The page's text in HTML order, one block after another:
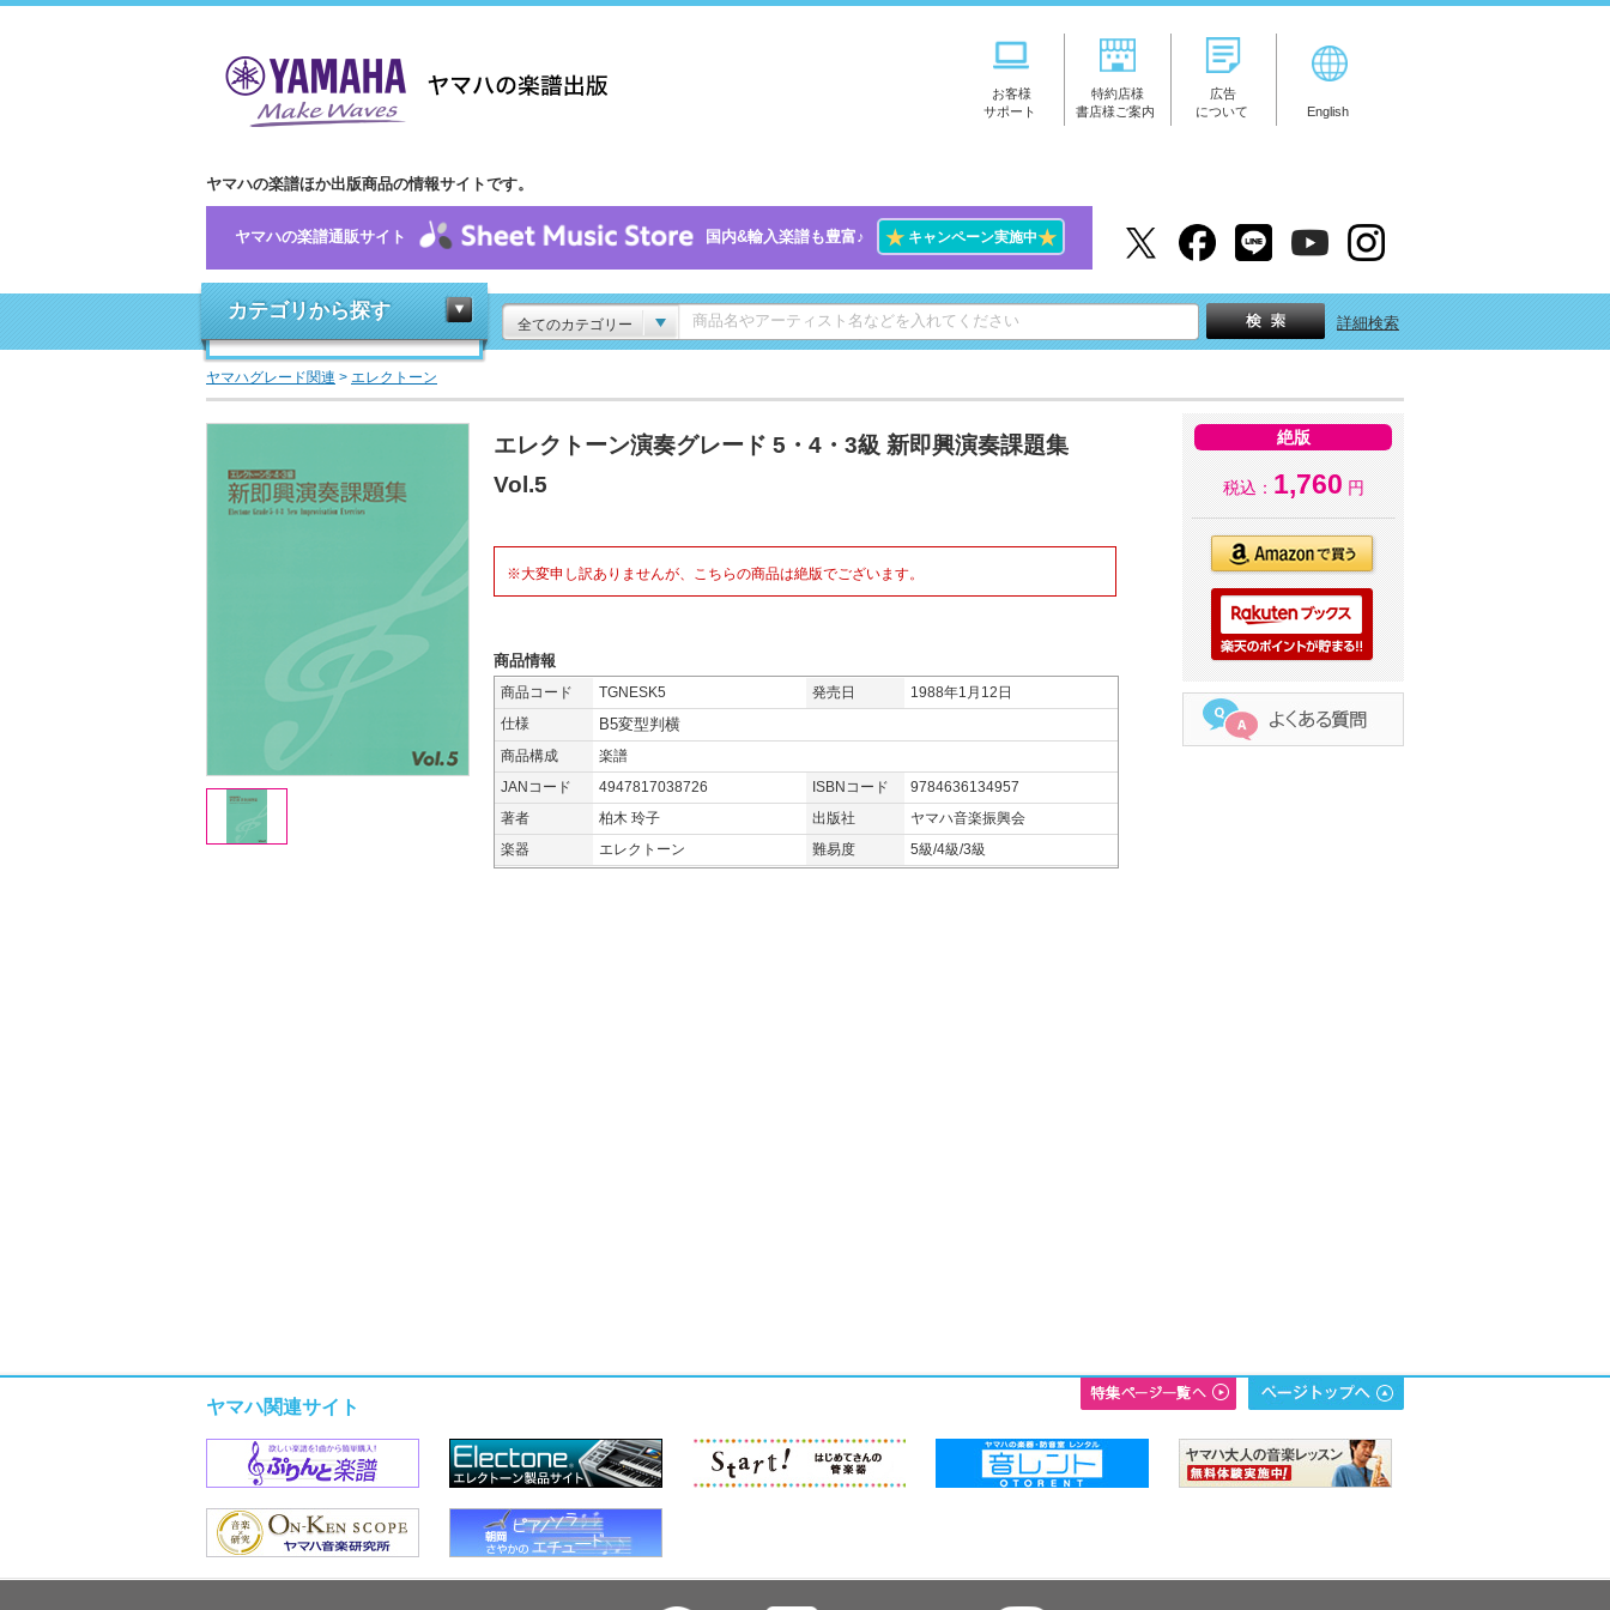
お客様
サポート
特約店様
書店様ご案内
広告
について
English
ヤマハの楽譜ほか出版商品の情報サイトです。
ヤマハの楽譜通販サイト 国内&輸入楽譜も豊富♪ ★キャンペーン実施中★
カテゴリから探す
全てのカテゴリー 詳細検索
ヤマハグレード関連 > エレクトーン
エレクトーン演奏グレード 5・4・3級 新即興演奏課題集
Vol.5
※大変申し訳ありませんが、こちらの商品は絶版でございます。
商品情報
商品コード TGNESK5 発売日
1988年1月12日
仕様
B5変型判横
商品構成
楽譜
JANコード
4947817038726 ISBNコード
9784636134957
著者
柏木 玲子 出版社
ヤマハ音楽振興会
楽器
エレクトーン 難易度 5級/4級/3級
絶版
税込： 1,760 円
ヤマハ関連サイト